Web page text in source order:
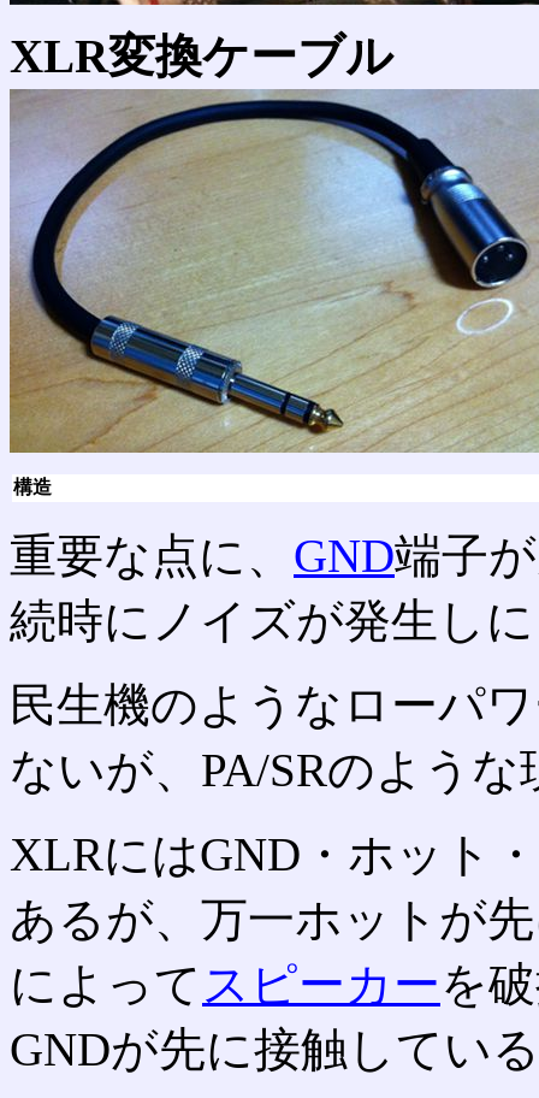
XLR変換ケーブル
構造
重要な点に、 GND端子
続時にノイズが発生し
民生機のようなローパ
ないが、PA/SRのよう
XLRにはGND・ホット
あるが、万一ホットが
によって スピーカーを
GNDが先に接触してい